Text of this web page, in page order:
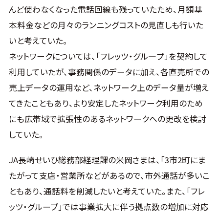
んど使わなくなった電話回線も残っていたため、月額基
本料金などの月々のランニングコストの見直しも行いた
いと考えていた。
ネットワークについては、「フレッツ・グル―プ」を契約して
利用していたが、事務関係のデータに加え、各直売所での
売上データの運用など、ネットワーク上のデータ量が増え
てきたこともあり、より安定したネットワーク利用のため
にも広帯域で拡張性のあるネットワークへの更改を検討
していた。
JA長崎せいひ総務部経理課の米岡さまは、「3市2町にま
たがって支店・営業所などがあるので、市外通話が多いこ
ともあり、通話料を削減したいと考えていた。また、「フレ
ッツ・グループ」では事業拡大に伴う拠点数の増加に対応